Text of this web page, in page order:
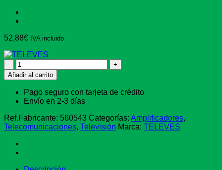
52,88€ IVA incluido
AMPLIFICADOR
2S+TV
47-
790MHZ
SALI
ANTENA
cantidad
Añadir al carrito
Pago seguro con tarjeta de crédito
Envío en 2-3 días
Ref.Fabricante: 560543 Categorías: Amplificadores,
Telecomunicaciones, Televisión Marca: TELEVES